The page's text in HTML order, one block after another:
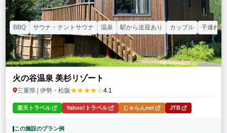
条件をクリア この条件で再検索
火の谷温泉 美杉リゾート
三重県 | 伊勢・松阪★★★★☆4.1
BBQ サウナ・テントサウナ 温泉 駅から送迎あり カップル 子連れ
楽天トラベル Yahoo!トラベル じゃらんnet JTB
この施設のプラン例